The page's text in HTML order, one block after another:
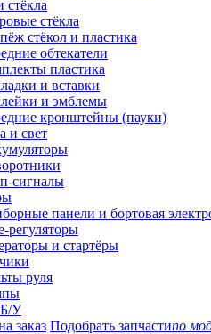
стёкла
стёкла
стёкол и пластика
обтекатели
пластика
и вставки
и эмблемы
кронштейны (пауки)
и свет
сигналы
панели и бортовая
регуляторы
и стартёры
руля
Б/У
заказ Подобрать запчастипо